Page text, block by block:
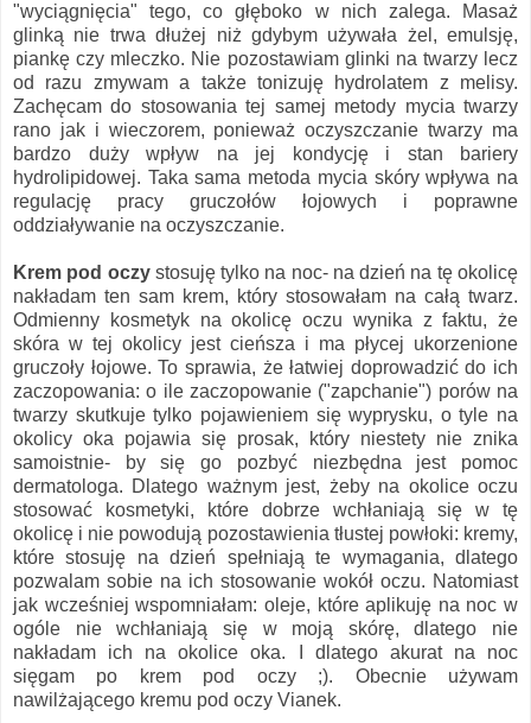
"wyciągnięcia" tego, co głęboko w nich zalega. Masaż
glinką nie trwa dłużej niż gdybym używała żel, emulsję,
piankę czy mleczko. Nie pozostawiam glinki na twarzy lecz
od razu zmywam a także tonizuję hydrolatem z melisy.
Zachęcam do stosowania tej samej metody mycia twarzy
rano jak i wieczorem, ponieważ oczyszczanie twarzy ma
bardzo duży wpływ na jej kondycję i stan bariery
hydrolipidowej. Taka sama metoda mycia skóry wpływa na
regulację pracy gruczołów łojowych i poprawne
oddziaływanie na oczyszczanie.
Krem pod oczystosuję tylko na noc- na dzień na tę okolicę
nakładam ten sam krem, który stosowałam na całą twarz.
Odmienny kosmetyk na okolicę oczu wynika z faktu, że
skóra w tej okolicy jest cieńsza i ma płycej ukorzenione
gruczoły łojowe. To sprawia, że łatwiej doprowadzić do ich
zaczopowania: o ile zaczopowanie ("zapchanie") porów na
twarzy skutkuje tylko pojawieniem się wyprysku, o tyle na
okolicy oka pojawia się prosak, który niestety nie znika
samoistnie- by się go pozbyć niezbędna jest pomoc
dermatologa. Dlatego ważnym jest, żeby na okolice oczu
stosować kosmetyki, które dobrze wchłaniają się w tę
okolicę i nie powodują pozostawienia tłustej powłoki: kremy,
które stosuję na dzień spełniają te wymagania, dlatego
pozwalam sobie na ich stosowanie wokół oczu. Natomiast
jak wcześniej wspomniałam: oleje, które aplikuję na noc w
ogóle nie wchłaniają się w moją skórę, dlatego nie
nakładam ich na okolice oka. I dlatego akurat na noc
sięgam po krem pod oczy ;). Obecnie używam
nawilżającego kremu pod oczy Vianek.